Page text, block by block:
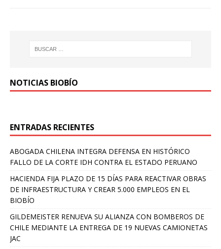
NOTICIAS BIOBÍO
ENTRADAS RECIENTES
ABOGADA CHILENA INTEGRA DEFENSA EN HISTÓRICO
FALLO DE LA CORTE IDH CONTRA EL ESTADO PERUANO
HACIENDA FIJA PLAZO DE 15 DÍAS PARA REACTIVAR OBRAS
DE INFRAESTRUCTURA Y CREAR 5.000 EMPLEOS EN EL
BIOBÍO
GILDEMEISTER RENUEVA SU ALIANZA CON BOMBEROS DE
CHILE MEDIANTE LA ENTREGA DE 19 NUEVAS CAMIONETAS
JAC